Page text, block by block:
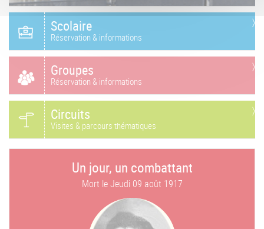
Scolaire
Réservation & informations
Groupes
Réservation & informations
Circuits
Visites & parcours thématiques
Un jour, un combattant
Mort leJeudi 09 août 1917